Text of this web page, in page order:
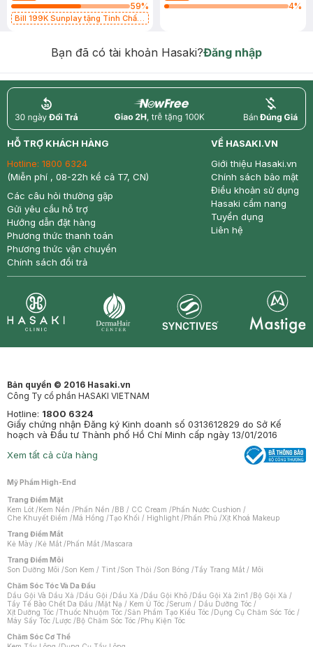
59%
Bill 199K Sunplay tặng Tinh Chất
4%
Bạn đã có tài khoản Hasaki?Đăng nhập
return nowfree price
HỖ TRỢ KHÁCH HÀNG
Hotline: 1800 6324
(Miễn phí , 08-22h kể cả T7, CN)
Các câu hỏi thường gặp
Gửi yêu cầu hỗ trợ
Hướng dẫn đặt hàng
Phương thức thanh toán
Phương thức vận chuyển
Chính sách đổi trả
VỀ HASAKI.VN
Giới thiệu Hasaki.vn
Chính sách bảo mật
Điều khoản sử dụng
Hasaki cẩm nang
Tuyển dụng
Liên hệ
Bản quyền © 2016 Hasaki.vn
Công Ty cổ phần HASAKI VIETNAM
Hotline: 1800 6324
Giấy chứng nhận Đăng ký Kinh doanh số 0313612829 do Sở Kế
hoạch và Đầu tư Thành phố Hồ Chí Minh cấp ngày 13/01/2016
Xem tất cả cửa hàng
Mỹ Phẩm High-End
Trang Điểm Mặt
Kem Lót /Kem Nền /Phấn Nền /BB / CC Cream /Phấn Nước Cushion /
Che Khuyết Điểm /Má Hồng /Tạo Khối / Highlight /Phấn Phủ /Xịt Khoá Makeup
Trang Điểm Mắt
Kẻ Mày /Kẻ Mắt /Phấn Mắt /Mascara
Trang Điểm Môi
Son Dưỡng Môi /Son Kem / Tint /Son Thỏi /Son Bóng /Tẩy Trang Mắt / Môi
Chăm Sóc Tóc Và Da Đầu
Dầu Gội Và Dầu Xả /Dầu Gội /Dầu Xả /Dầu Gội Khô /Dầu Gội Xả 2in1 /Bộ Gội Xả /
Tẩy Tế Bào Chết Da Đầu /Mặt Nạ / Kem Ủ Tóc /Serum / Dầu Dưỡng Tóc /
Xịt Dưỡng Tóc /Thuốc Nhuộm Tóc /Sản Phẩm Tạo Kiểu Tóc /Dụng Cụ Chăm Sóc Tóc /
Máy Sấy Tóc /Lược /Bộ Chăm Sóc Tóc /Phụ Kiện Tóc
Chăm Sóc Cơ Thể